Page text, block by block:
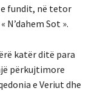
fundit, në tetor
N’dahem Sot ».
katër ditë para
përkujtimore
e Veriut dhe